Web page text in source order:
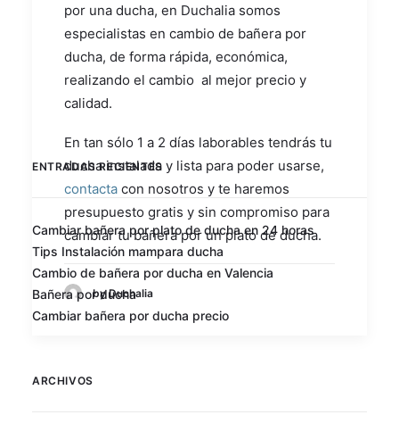
por una ducha, en Duchalia somos
especialistas en cambio de bañera por
ducha, de forma rápida, económica,
realizando el cambio al mejor precio y
calidad.
En tan sólo 1 a 2 días laborables tendrás tu
ducha instalada y lista para poder usarse,
contacta con nosotros y te haremos
presupuesto gratis y sin compromiso para
cambiar tu bañera por un plato de ducha.
by Duchalia
ENTRADAS RECIENTES
Cambiar bañera por plato de ducha en 24 horas
Tips Instalación mampara ducha
Cambio de bañera por ducha en Valencia
Bañera por ducha
Cambiar bañera por ducha precio
ARCHIVOS